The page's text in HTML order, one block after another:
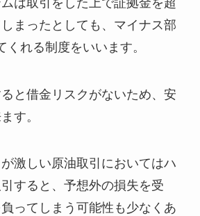
まったとしても、マイナス部
れる制度をいいます。
と借金リスクがないため、安
す。
激しい原油取引においてはハ
すると、予想外の損失を受
ってしまう可能性も少なくあ